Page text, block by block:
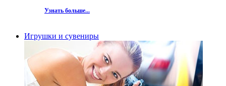
Узнать больше...
Игрушки и сувениры